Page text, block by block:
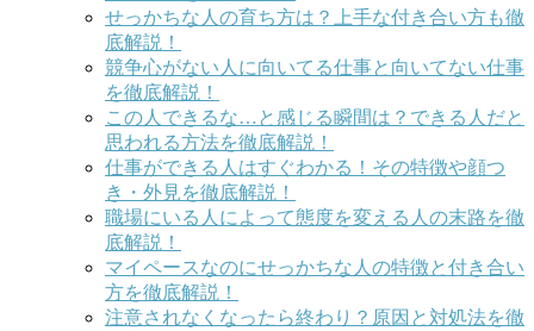
せっかちな人の育ち方は？上手な付き合い方も徹
底解説！
競争心がない人に向いてる仕事と向いてない仕事
を徹底解説！
この人できるな…と感じる瞬間は？できる人だと
思われる方法を徹底解説！
仕事ができる人はすぐわかる！その特徴や顔つ
き・外見を徹底解説！
職場にいる人によって態度を変える人の末路を徹
底解説！
マイペースなのにせっかちな人の特徴と付き合い
方を徹底解説！
注意されなくなったら終わり？原因と対処法を徹